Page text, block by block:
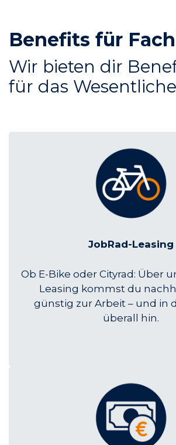
Benefits für
Wir bieten dir
für das
JobRad-Leasing
Ob E-Bike oder Cityrad: Über
Leasing kommst du
günstig zur Arbeit – und in
überall hin.